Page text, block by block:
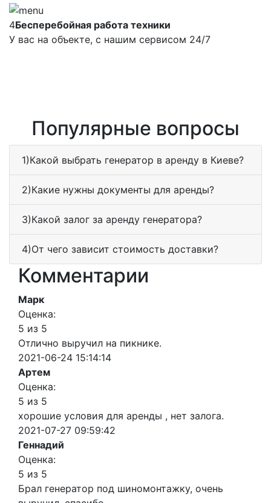
4Бесперебойная работа техники
У вас на объекте, с нашим сервисом 24/7
Популярные вопросы
1)Какой выбрать генератор в аренду в Киеве?
2)Какие нужны документы для аренды?
3)Какой залог за аренду генератора?
4)От чего зависит стоимость доставки?
Комментарии
Марк
Оценка:
5 из 5
Отлично выручил на пикнике.
2021-06-24 15:14:14
Артем
Оценка:
5 из 5
хорошие условия для аренды , нет залога.
2021-07-27 09:59:42
Геннадий
Оценка:
5 из 5
Брал генератор под шиномонтажку, очень